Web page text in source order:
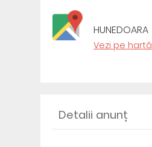
HUNEDOARA
Vezi pe hartă
Detalii anunț